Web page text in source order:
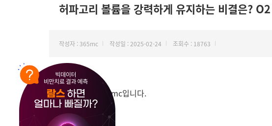
허파고리 볼륨을 강력하게 유지하는 비결은?
작성자 : 365mc 작성일 : 2025-02-24 조회수 : 18763
안녕하세요,
지방하나만 365mc입니다.